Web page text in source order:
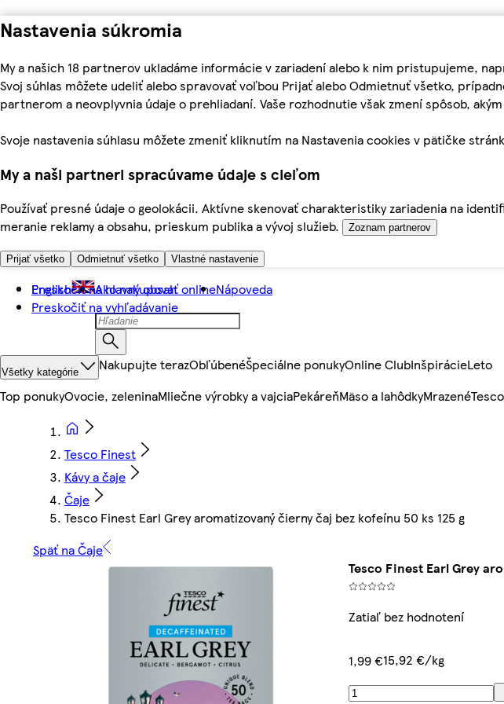
Nastavenia súkromia
My a našich 18 partnerov ukladáme informácie v zariadení alebo k nim pristupujeme,
Svoj súhlas môžete udeliť alebo spravovať voľbou Prijať alebo Odmietnuť všetko,
partnerom a neovplyvnia údaje o prehliadaní. Vaše rozhodnutie však zmení spôsob,
Svoje nastavenia súhlasu môžete zmeniť kliknutím na Nastavenia cookies v pätičke
My a naši partneri spracúvame údaje s cieľom
Používať presné údaje o geolokácii. Aktívne skenovať charakteristiky zariadenia na
meranie reklamy a obsahu, prieskum publika a vývoj služieb.
Zoznam partnerov
Prijať všetko Odmietnuť všetko Vlastné nastavenie
Preskočiť na hlavný obsah
Preskočiť na vyhľadávanie
English Ako nakupovať onlineNápoveda
Všetky kategórie Nakupujte terazObľúbenéŠpeciálne ponukyOnline ClubInšpirácieLeto
Top ponukyOvocie, zeleninaMliečne výrobky a vajciaPekáreňMäso a lahôdkyMrazené
Tesco Finest
Kávy a čaje
Čaje
Tesco Finest Earl Grey aromatizovaný čierny čaj bez kofeínu 50 ks 125 g
Späť na Čaje
Tesco Finest Earl Grey
Zatiaľ bez hodnotení
1,99 €15,92 €/kg